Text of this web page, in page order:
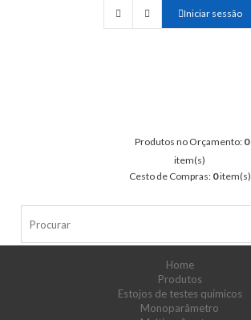
Iniciar sessão
Produtos no Orçamento: 0
item(s)
Cesto de Compras: 0item(s)
Home
Produtos
Estojos de testes químicos
Monoparâmetro